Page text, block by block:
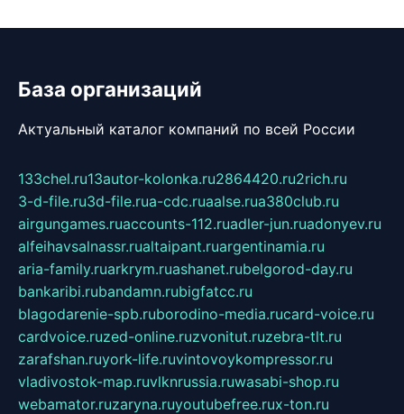
База организаций
Актуальный каталог компаний по всей России
133chel.ru13autor-kolonka.ru2864420.ru2rich.ru
3-d-file.ru3d-file.rua-cdc.ruaalse.rua380club.ru
airgungames.ruaccounts-112.ruadler-jun.ruadonyev.ru
alfeihavsalnassr.rualtaipant.ruargentinamia.ru
aria-family.ruarkrym.ruashanet.rubelgorod-day.ru
bankaribi.rubandamn.rubigfatcc.ru
blagodarenie-spb.ruborodino-media.rucard-voice.ru
cardvoice.ruzed-online.ruzvonitut.ruzebra-tlt.ru
zarafshan.ruyork-life.ruvintovoykompressor.ru
vladivostok-map.ruvlknrussia.ruwasabi-shop.ru
webamator.ruzaryna.ruyoutubefree.rux-ton.ru